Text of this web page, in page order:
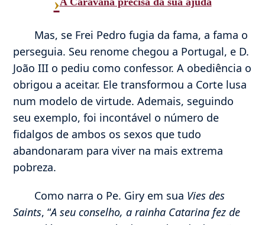
Mas, se Frei Pedro fugia da fama, a fama o
perseguia. Seu renome chegou a Portugal, e D.
João III o pediu como confessor. A obediência o
obrigou a aceitar. Ele transformou a Corte lusa
num modelo de virtude. Ademais, seguindo
seu exemplo, foi incontável o número de
fidalgos de ambos os sexos que tudo
abandonaram para viver na mais extrema
pobreza.
Como narra o Pe. Giry em sua Vies des
Saints, “A seu conselho, a rainha Catarina fez de